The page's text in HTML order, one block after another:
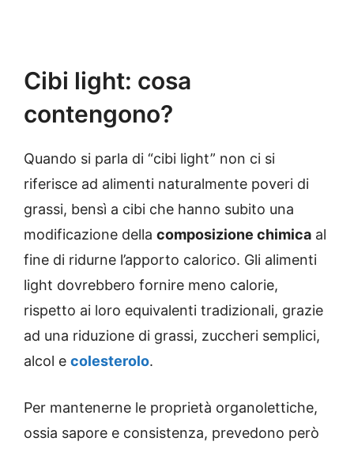
Cibi light: cosa
contengono?
Quando si parla di “cibi light” non ci si
riferisce ad alimenti naturalmente poveri di
grassi, bensì a cibi che hanno subito una
modificazione della composizione chimica al
fine di ridurne l’apporto calorico. Gli alimenti
light dovrebbero fornire meno calorie,
rispetto ai loro equivalenti tradizionali, grazie
ad una riduzione di grassi, zuccheri semplici,
alcol e colesterolo.
Per mantenerne le proprietà organolettiche,
ossia sapore e consistenza, prevedono però